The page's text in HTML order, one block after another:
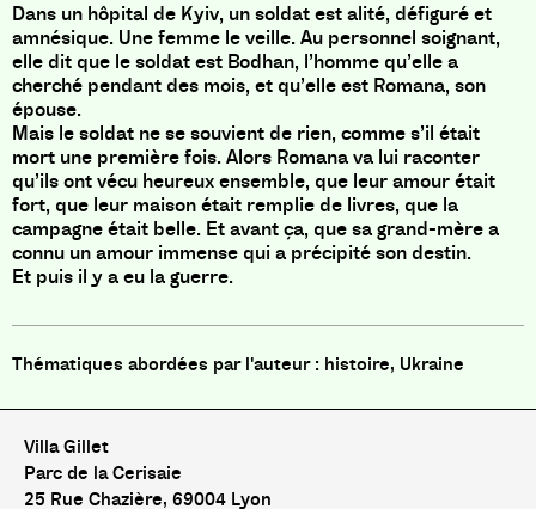
Dans un hôpital de Kyiv, un soldat est alité, défiguré et
amnésique. Une femme le veille. Au personnel soignant,
elle dit que le soldat est Bodhan, l’homme qu’elle a
cherché pendant des mois, et qu’elle est Romana, son
épouse.
Mais le soldat ne se souvient de rien, comme s’il était
mort une première fois. Alors Romana va lui raconter
qu’ils ont vécu heureux ensemble, que leur amour était
fort, que leur maison était remplie de livres, que la
campagne était belle. Et avant ça, que sa grand-mère a
connu un amour immense qui a précipité son destin.
Et puis il y a eu la guerre.
histoire, Ukraine
Villa Gillet
Parc de la Cerisaie
25 Rue Chazière, 69004 Lyon